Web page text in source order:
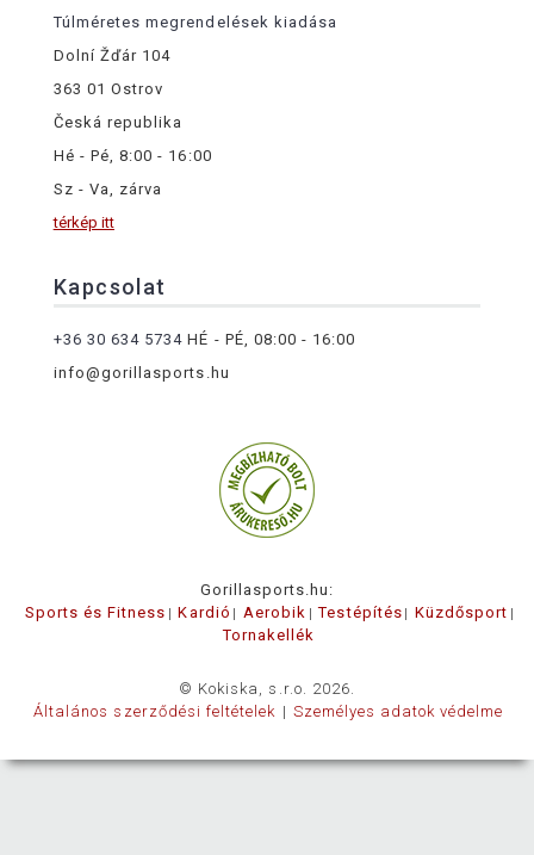
Túlméretes megrendelések kiadása
Dolní Žďár 104
363 01 Ostrov
Česká republika
Hé - Pé, 8:00 - 16:00
Sz - Va, zárva
térkép itt
Kapcsolat
+36 30 634 5734 HÉ - PÉ, 08:00 - 16:00
info@gorillasports.hu
Gorillasports.hu:
Sports és Fitness
Kardió Aerobik Testépítés
Küzdősport
Tornakellék
© Kokiska, s.r.o. 2026.
Általános szerződési feltételek
Személyes adatok védelme